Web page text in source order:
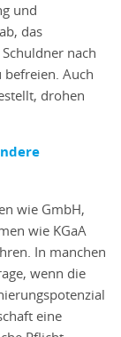
und
das
nach
befreien. Auch
drohen
wie GmbH,
wie KGaA
In manchen
wenn die
eine